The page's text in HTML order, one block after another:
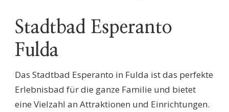
Stadtbad Esperanto
Fulda
Das Stadtbad Esperanto in Fulda ist das perfekte
Erlebnisbad für die ganze Familie und bietet
eine Vielzahl an Attraktionen und Einrichtungen.